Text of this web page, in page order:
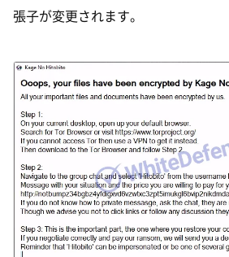
張子が変更されます。